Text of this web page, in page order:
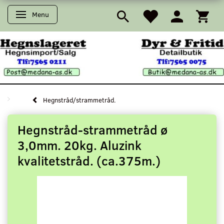
Skifte navigation
Menu
Hegnstråd/strammetråd.
Hegnstråd-strammetråd ø
3,0mm. 20kg. Aluzink
kvalitetstråd. (ca.375m.)